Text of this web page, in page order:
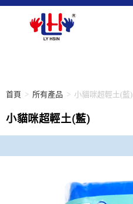
首頁 > 所有產品 > 小貓咪超輕土(藍)
小貓咪超輕土(藍)